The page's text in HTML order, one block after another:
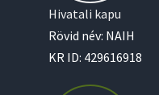
Hivatali kapu
Rövid név: NAIH
KR ID: 429616918